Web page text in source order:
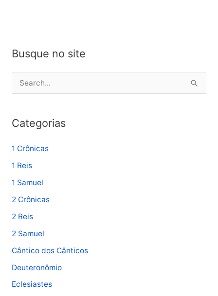
Busque no site
e
q
s
a
r
p
o
Categorias
1 Crônicas
1 Reis
1 Samuel
2 Crônicas
2 Reis
2 Samuel
Cântico dos Cânticos
Deuteronômio
Eclesiastes